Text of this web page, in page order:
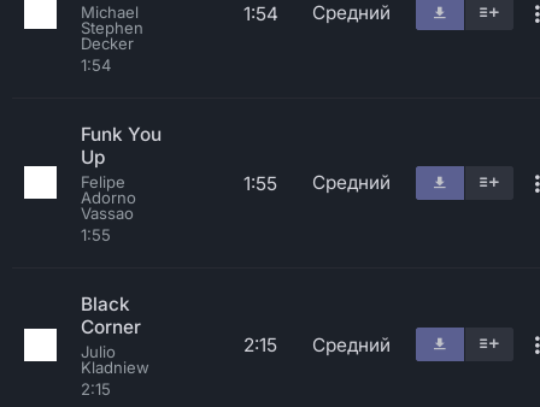
Michael
Stephen
Decker
1:54
1:54 Средний
Funk You
Up
Felipe
Adorno
Vassao
1:55
1:55 Средний
Black
Corner
Julio
Kladniew
2:15
2:15 Средний